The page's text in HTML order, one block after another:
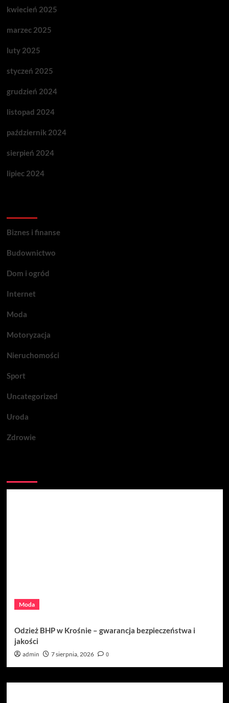
kwiecień 2025
marzec 2025
luty 2025
styczeń 2025
grudzień 2024
listopad 2024
październik 2024
sierpień 2024
lipiec 2024
Biznes i finanse
Budownictwo
Dom i ogród
Internet
Moda
Motoryzacja
Nieruchomości
Sport
Uncategorized
Uroda
Zdrowie
Moda
Odzież BHP w Krośnie – gwarancja bezpieczeństwa i
jakości
admin 7 sierpnia, 2026 0